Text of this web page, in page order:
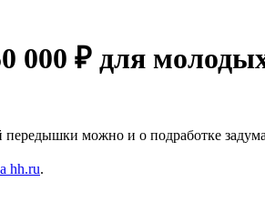
000 ₽ для
можно и о подработке
hh.ru.